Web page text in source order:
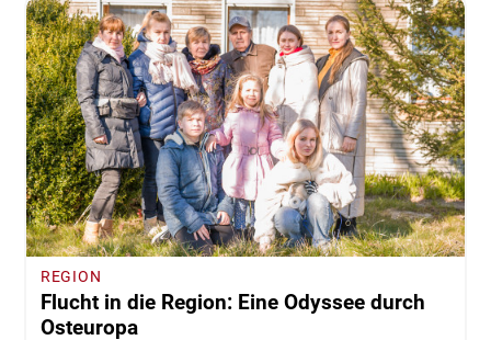
REGION
Flucht in die Region: Eine Odyssee durch
Osteuropa